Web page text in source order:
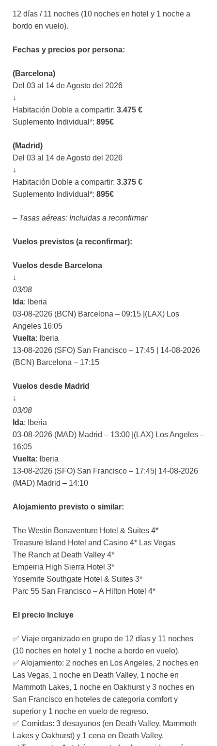
12 días / 11 noches (10 noches en hotel y 1 noche a
bordo en vuelo).
Fechas y precios por persona:
(Barcelona)
Del 03 al 14 de Agosto del 2026
↓
Habitación Doble a compartir: 3.475 €
Suplemento Individual*: 895€
(Madrid)
Del 03 al 14 de Agosto del 2026
↓
Habitación Doble a compartir: 3.375 €
Suplemento Individual*: 895€
– Tasas aéreas: Incluidas a reconfirmar
Vuelos previstos (a reconfirmar):
Vuelos desde Barcelona
↓
03/08
Ida: Iberia
03-08-2026 (BCN) Barcelona – 09:15 |(LAX) Los
Angeles 16:05
Vuelta: Iberia
13-08-2026 (SFO) San Francisco – 17:45 | 14-08-2026
(BCN) Barcelona – 17:15
Vuelos desde Madrid
↓
03/08
Ida: Iberia
03-08-2026 (MAD) Madrid – 13:00 |(LAX) Los Angeles –
16:05
Vuelta: Iberia
13-08-2026 (SFO) San Francisco – 17:45| 14-08-2026
(MAD) Madrid – 14:10
Alojamiento previsto o similar:
The Westin Bonaventure Hotel & Suites 4*
Treasure Island Hotel and Casino 4* Las Vegas
The Ranch at Death Valley 4*
Empeiria High Sierra Hotel 3*
Yosemite Southgate Hotel & Suites 3*
Parc 55 San Francisco – A Hilton Hotel 4*
El precio Incluye
✅ Viaje organizado en grupo de 12 días y 11 noches
(10 noches en hotel y 1 noche a bordo en vuelo).
✅ Alojamiento: 2 noches en Los Angeles, 2 noches en
Las Vegas, 1 noche en Death Valley, 1 noche en
Mammoth Lakes, 1 noche en Oakhurst y 3 noches en
San Francisco en hoteles de categoria comfort y
superior y 1 noche en vuelo de regreso.
✅ Comidas: 3 desayunos (en Death Valley, Mammoth
Lakes y Oakhurst) y 1 cena en Death Valley.